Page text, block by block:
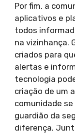
Por fim, a
aplicativos e
todos
na vizinhança.
criados para
alertas e
tecnologia
criação de um
comunidade
guardião da
diferença.